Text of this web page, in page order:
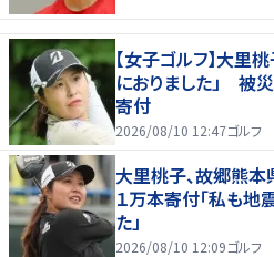
【女子ゴルフ】大里
におりました」 被
寄付
2026/08/10 12:47ゴルフ
大里桃子、故郷熊本
１万本寄付「私も
た」
2026/08/10 12:09ゴルフ